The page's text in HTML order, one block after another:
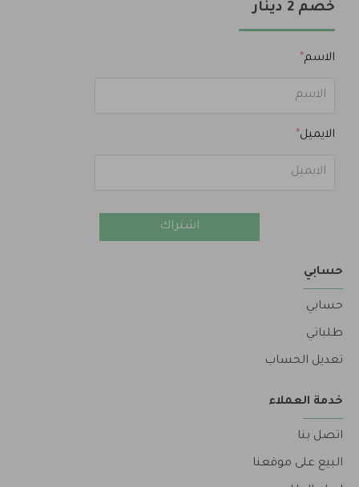
خصم 2 دينار
الاسم
الايميل
اشتراك
حسابي
حسابي
طلباتي
تعديل الحساب
خدمة العملاء
اتصل بنا
البيع على موقعنا